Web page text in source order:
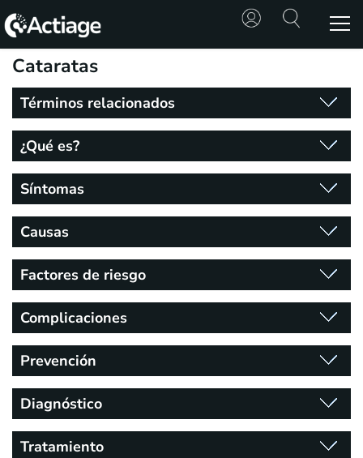
SHOP
TRATAMIENTOS
CONSULTA
CONOCE
ACTIAGE
RECURSOS
Cataratas
Términos relacionados
¿Qué es?
Síntomas
Causas
Factores de riesgo
Complicaciones
Prevención
Diagnóstico
Tratamiento